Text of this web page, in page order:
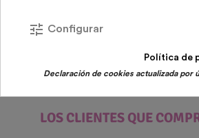
LOS CLIENTES QUE
tune Configurar
Política de
Declaración de cookies actualizada por